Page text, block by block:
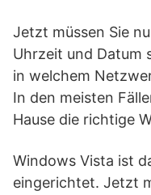
Jetzt müssen Sie
Uhrzeit und Datum
in welchem
In den meisten
Hause die richtige
Windows Vista ist
eingerichtet. Jetzt